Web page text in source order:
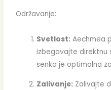
Održavanje:
Svetlost: Aechmea
izbegavajte direktnu
senka je optimalna
Zalivanje: Zalivajte